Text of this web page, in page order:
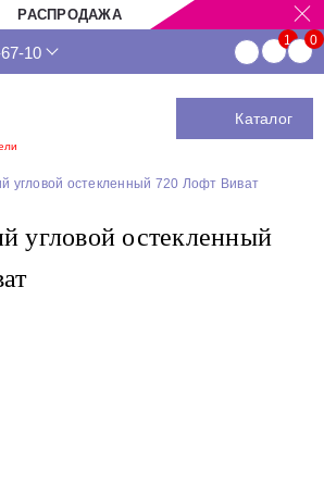
РАСПРОДАЖА
10
Каталог
угловой остекленный 720 Лофт Виват
угловой остекленный